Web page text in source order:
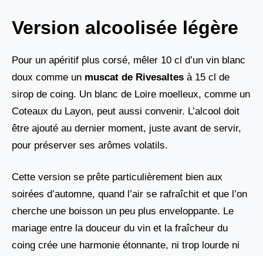
Version alcoolisée légère
Pour un apéritif plus corsé, mêler 10 cl d’un vin blanc
doux comme un muscat de Rivesaltes à 15 cl de
sirop de coing. Un blanc de Loire moelleux, comme un
Coteaux du Layon, peut aussi convenir. L’alcool doit
être ajouté au dernier moment, juste avant de servir,
pour préserver ses arômes volatils.
Cette version se prête particulièrement bien aux
soirées d’automne, quand l’air se rafraîchit et que l’on
cherche une boisson un peu plus enveloppante. Le
mariage entre la douceur du vin et la fraîcheur du
coing crée une harmonie étonnante, ni trop lourde ni